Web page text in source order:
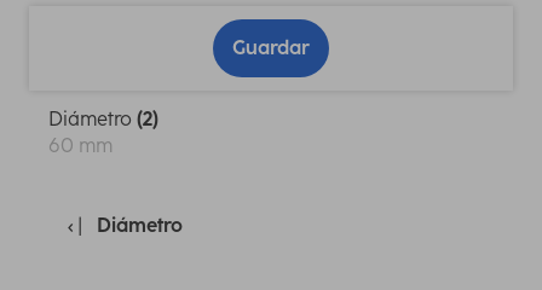
Guardar
Diámetro (2)
60 mm
Diámetro